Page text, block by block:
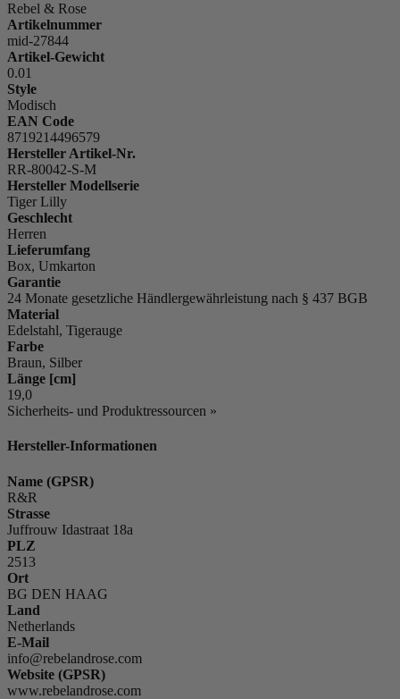
Rebel & Rose
Artikelnummer
mid-27844
Artikel-Gewicht
0.01
Style
Modisch
EAN Code
8719214496579
Hersteller Artikel-Nr.
RR-80042-S-M
Hersteller Modellserie
Tiger Lilly
Geschlecht
Herren
Lieferumfang
Box, Umkarton
Garantie
24 Monate gesetzliche Händlergewährleistung nach § 437 BGB
Material
Edelstahl, Tigerauge
Farbe
Braun, Silber
Länge [cm]
19,0
Sicherheits- und Produktressourcen »
Hersteller-Informationen
Name (GPSR)
R&R
Strasse
Juffrouw Idastraat 18a
PLZ
2513
Ort
BG DEN HAAG
Land
Netherlands
E-Mail
info@rebelandrose.com
Website (GPSR)
www.rebelandrose.com